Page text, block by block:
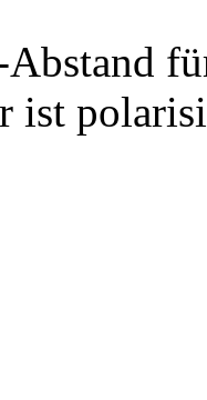
ist